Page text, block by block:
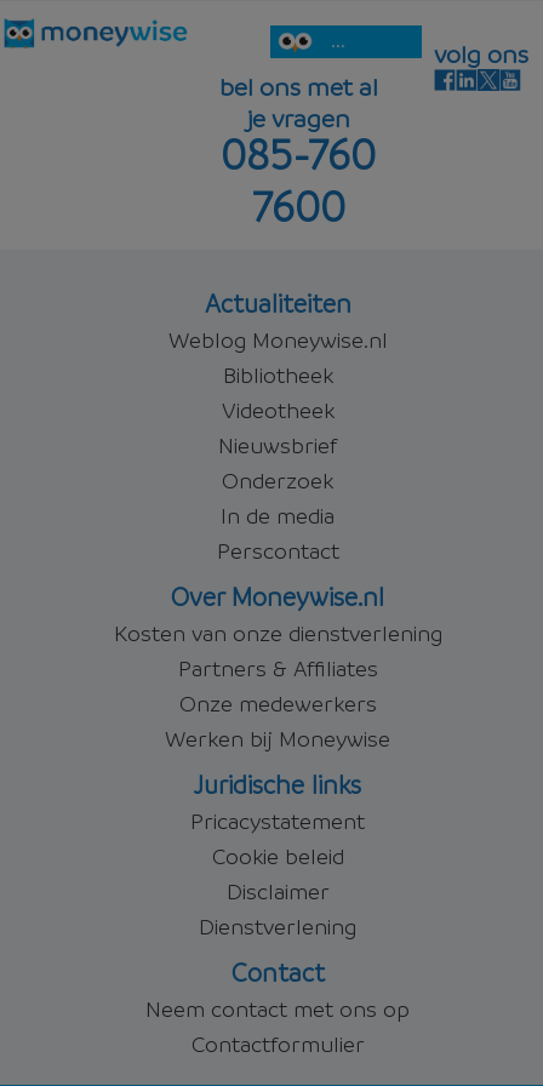
...
bel ons met al
je vragen
085-760
7600
volg ons
Actualiteiten
Weblog Moneywise.nl
Bibliotheek
Videotheek
Nieuwsbrief
Onderzoek
In de media
Perscontact
Over Moneywise.nl
Kosten van onze dienstverlening
Partners & Affiliates
Onze medewerkers
Werken bij Moneywise
Juridische links
Pricacystatement
Cookie beleid
Disclaimer
Dienstverlening
Contact
Neem contact met ons op
Contactformulier